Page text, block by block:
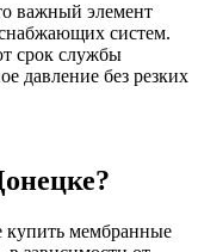
важный элемент
систем.
срок службы
давление без резких
купить мембранные